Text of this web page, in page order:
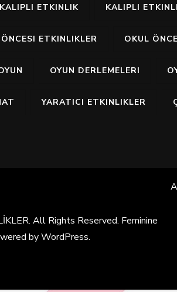
KALIPLI ETKINLIK KALIPLI
ETKINLIKLER OKUL
OYUN DERLEMELERI
YARATICI ETKINLIKLER
. All Rights Reserved. Feminine
byWordPress.